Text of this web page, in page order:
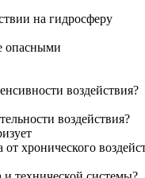
на гидросферу
опасными
воздействия?
воздействия?
от хронического